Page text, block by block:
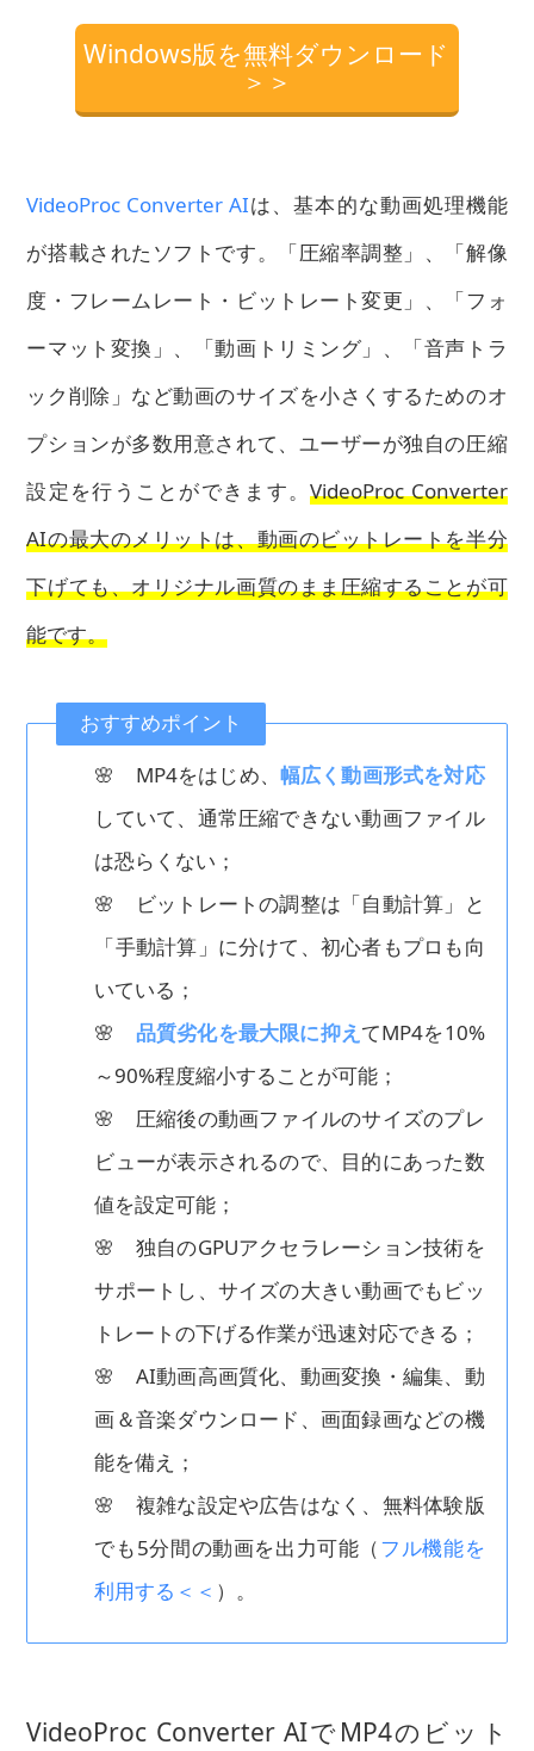
Windows版を無料ダウンロード
＞＞
VideoProc Converter AIは、基本的な動画処理機能
が搭載されたソフトです。「圧縮率調整」、「解像
度・フレームレート・ビットレート変更」、「フォ
ーマット変換」、「動画トリミング」、「音声トラ
ック削除」など動画のサイズを小さくするためのオ
プションが多数用意されて、ユーザーが独自の圧縮
設定を行うことができます。VideoProc Converter
AIの最大のメリットは、動画のビットレートを半分
下げても、オリジナル画質のまま圧縮することが可
能です。
おすすめポイント
🌸 MP4をはじめ、 幅広く動画形式を対応
していて、通常圧縮できない動画ファイル
は恐らくない；
🌸 ビットレートの調整は「自動計算」と
「手動計算」に分けて、初心者もプロも向
いている；
🌸 品質劣化を最大限に抑え てMP4を10%
～90%程度縮小することが可能；
🌸 圧縮後の動画ファイルのサイズのプレ
ビューが表示されるので、目的にあった数
値を設定可能；
🌸 独自のGPUアクセラレーション技術を
サポートし、サイズの大きい動画でもビッ
トレートの下げる作業が迅速対応できる；
🌸 AI動画高画質化、動画変換・編集、動
画＆音楽ダウンロード、画面録画などの機
能を備え；
🌸 複雑な設定や広告はなく、無料体験版
でも5分間の動画を出力可能（フル機能を
利用する＜＜ ）。
VideoProc Converter AIでMP4のビット